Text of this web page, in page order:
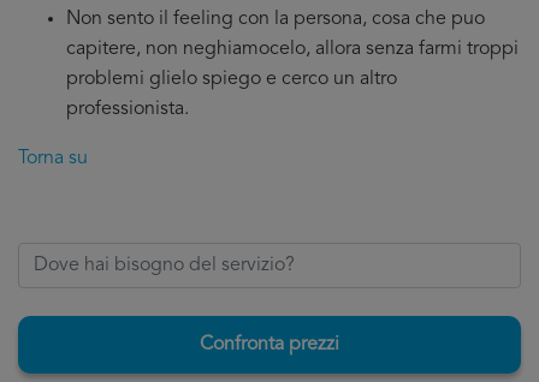
Non sento il feeling con la persona, cosa che puo
capitere, non neghiamocelo, allora senza farmi troppi
problemi glielo spiego e cerco un altro
professionista.
Torna su
Confronta prezzi